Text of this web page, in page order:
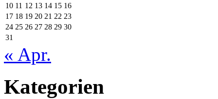
10 11 12 13 14 15 16
17 18 19 20 21 22 23
24 25 26 27 28 29 30
31
« Apr.
Kategorien